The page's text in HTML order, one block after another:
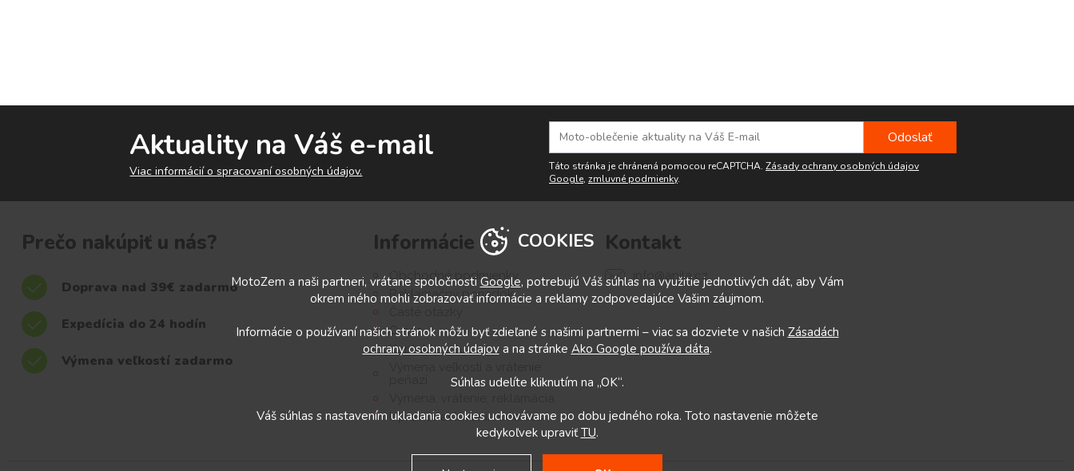
Aktuality na Váš e-mail
Viac informácií o spracovaní osobných údajov. Táto stránka je chránená pomocou reCAPTCHA. Zásady ochrany osobných údajov
Google, zmluvné podmienky.
Prečo nakúpiť u nás?
Doprava nad 39€ zadarmo
Expedícia do 24 hodín
Výmena veľkostí zadarmo
Informácie
Obchodné podmienky
Reklamačný poriadok
O nás
Kontakty
Upraviť nastavenia cookies
Kontakt
info@anila.cz
COOKIES
MotoZem a naši partneri, vrátane spoločnosti Google, potrebujú Váš súhlas na využitie jednotlivých dát, aby Vám
okrem iného mohli zobrazovať informácie a reklamy zodpovedajúce Vašim záujmom.
Informácie o používaní našich stránok môžu byť zdieľané s našimi partnermi – viac sa dozviete v našich Zásadách
ochrany osobných údajova na stránke Ako Google používa dáta.
Súhlas udelíte kliknutím na „OK“.
Váš súhlas s nastavením ukladania cookies uchovávame po dobu jedného roka. Toto nastavenie môžete
kedykoľvek upraviťTU.